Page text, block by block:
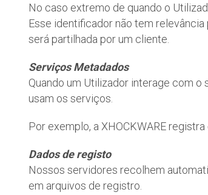
No caso extremo de quando o
Esse identificador não tem
será partilhada por um cliente.
Serviços Metadados
Quando um Utilizador interage com
usam os serviços.
Por exemplo, a XHOCKWARE
Dados de registo
Nossos servidores recolhem
em arquivos de registro.